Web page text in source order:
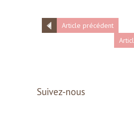
Article précédent
Suivez-nous